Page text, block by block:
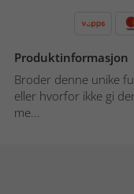
Produktinformasjon
Broder denne unike
eller hvorfor ikke gi
me...